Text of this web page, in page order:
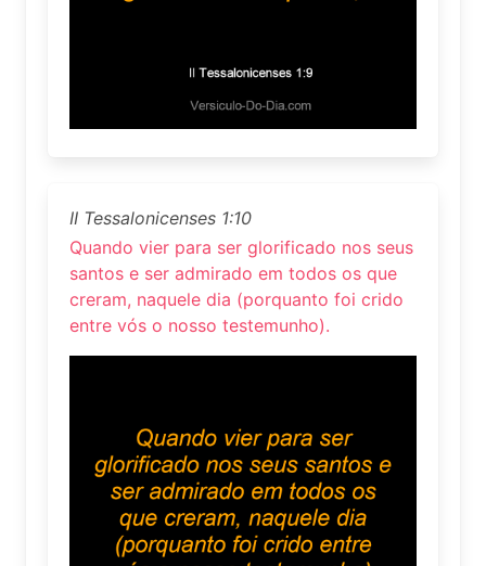
II Tessalonicenses 1:10
Quando vier para ser glorificado nos seus
santos e ser admirado em todos os que
creram, naquele dia (porquanto foi crido
entre vós o nosso testemunho).